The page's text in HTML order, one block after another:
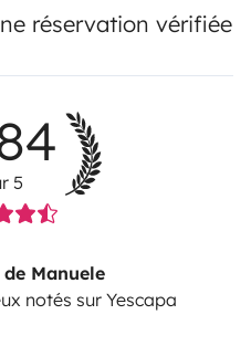
réservation vérifiée
5
Manuele
notés sur Yescapa